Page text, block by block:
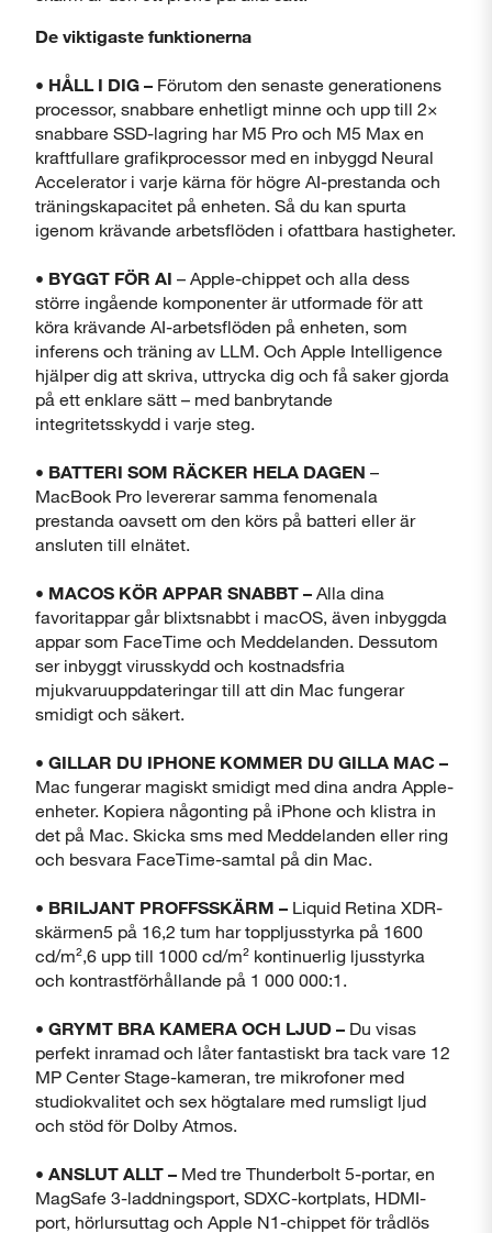
De viktigaste funktionerna
• HÅLL I DIG – Förutom den senaste generationens
processor, snabbare enhetligt minne och upp till 2×
snabbare SSD-lagring har M5 Pro och M5 Max en
kraftfullare grafikprocessor med en inbyggd Neural
Accelerator i varje kärna för högre AI-prestanda och
träningskapacitet på enheten. Så du kan spurta
igenom krävande arbetsflöden i ofattbara hastigheter.
• BYGGT FÖR AI – Apple-chippet och alla dess
större ingående komponenter är utformade för att
köra krävande AI-arbetsflöden på enheten, som
inferens och träning av LLM. Och Apple Intelligence
hjälper dig att skriva, uttrycka dig och få saker gjorda
på ett enklare sätt – med banbrytande
integritetsskydd i varje steg.
• BATTERI SOM RÄCKER HELA DAGEN –
MacBook Pro levererar samma fenomenala
prestanda oavsett om den körs på batteri eller är
ansluten till elnätet.
• MACOS KÖR APPAR SNABBT – Alla dina
favoritappar går blixtsnabbt i macOS, även inbyggda
appar som FaceTime och Meddelanden. Dessutom
ser inbyggt virusskydd och kostnadsfria
mjukvaruuppdateringar till att din Mac fungerar
smidigt och säkert.
• GILLAR DU IPHONE KOMMER DU GILLA MAC –
Mac fungerar magiskt smidigt med dina andra Apple-
enheter. Kopiera någonting på iPhone och klistra in
det på Mac. Skicka sms med Meddelanden eller ring
och besvara FaceTime-samtal på din Mac.
• BRILJANT PROFFSSKÄRM – Liquid Retina XDR-
skärmen5 på 16,2 tum har toppljusstyrka på 1600
cd/m²,6 upp till 1000 cd/m² kontinuerlig ljusstyrka
och kontrastförhållande på 1 000 000:1.
• GRYMT BRA KAMERA OCH LJUD – Du visas
perfekt inramad och låter fantastiskt bra tack vare 12
MP Center Stage-kameran, tre mikrofoner med
studiokvalitet och sex högtalare med rumsligt ljud
och stöd för Dolby Atmos.
• ANSLUT ALLT – Med tre Thunderbolt 5-portar, en
MagSafe 3-laddningsport, SDXC-kortplats, HDMI-
port, hörlursuttag och Apple N1-chippet för trådlös
Stäng